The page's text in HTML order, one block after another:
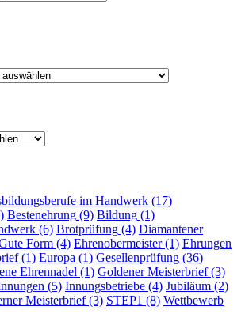
im Handwerk (17)
Bestenehrung (9) Bildung (1)
(6) Brotprüfung (4) Diamantener
Form (4) Ehrenobermeister(1) Ehrungen
(1) Europa (1) Gesellenprüfung (36)
Ehrennadel (1) Goldener Meisterbrief(3)
(5) Innungsbetriebe (4) Jubiläum (2)
Meisterbrief(3) STEP1 (8) Wettbewerb